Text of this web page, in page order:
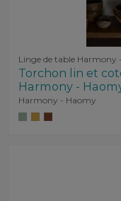
Linge de table Harmony
Torchon lin et
Harmony -
Harmony - Haomy